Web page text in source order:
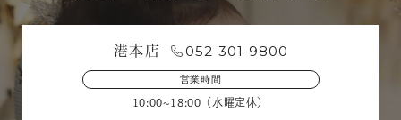
港本店 052-301-9800
営業時間
10:00~18:00（水曜定休）